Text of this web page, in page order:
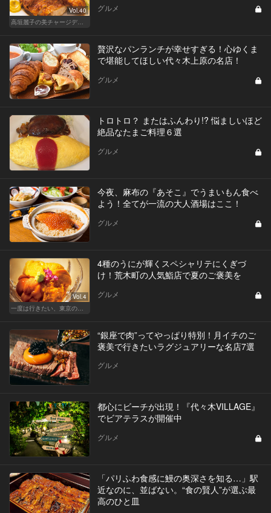
Vol.40
グルメ
贅沢なパンランチが幸せすぎる！心ゆくま
で堪能してほしい代々木上原の名店！
グルメ
トロトロ？ またはふんわり!? 悩ましいほど
絶品なたまご料理６選
グルメ
今夜、麻布の『あそこ』でうまいもん食べ
よう！全てが一流の大人酒場はここ！
グルメ
Vol.4
4種のうにが輝くスペシャリテにくぎづ
け！荒木町の人気鮨店で夏のご褒美を
グルメ
“銀座で肉”ってやっぱり特別！月イチのご
褒美で行きたいラグジュアリーな名店7選
グルメ
都心にビーチが出現！『代々木VILLAGE』
でビアテラスが開催中
グルメ
「パリふわ食感に鰻の奥深さを知る…」駅
近なのに、並ばない。“食の賢人”が選ぶ最
高のひと皿